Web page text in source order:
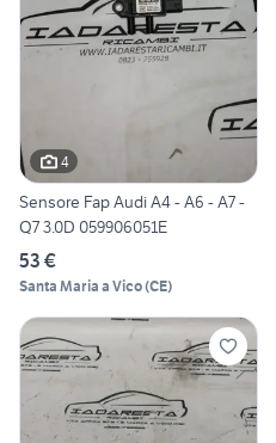
4
Sensore Fap Audi A4 - A6 - A7 -
Q7 3.0D 059906051E
53 €
Santa Maria a Vico(CE)